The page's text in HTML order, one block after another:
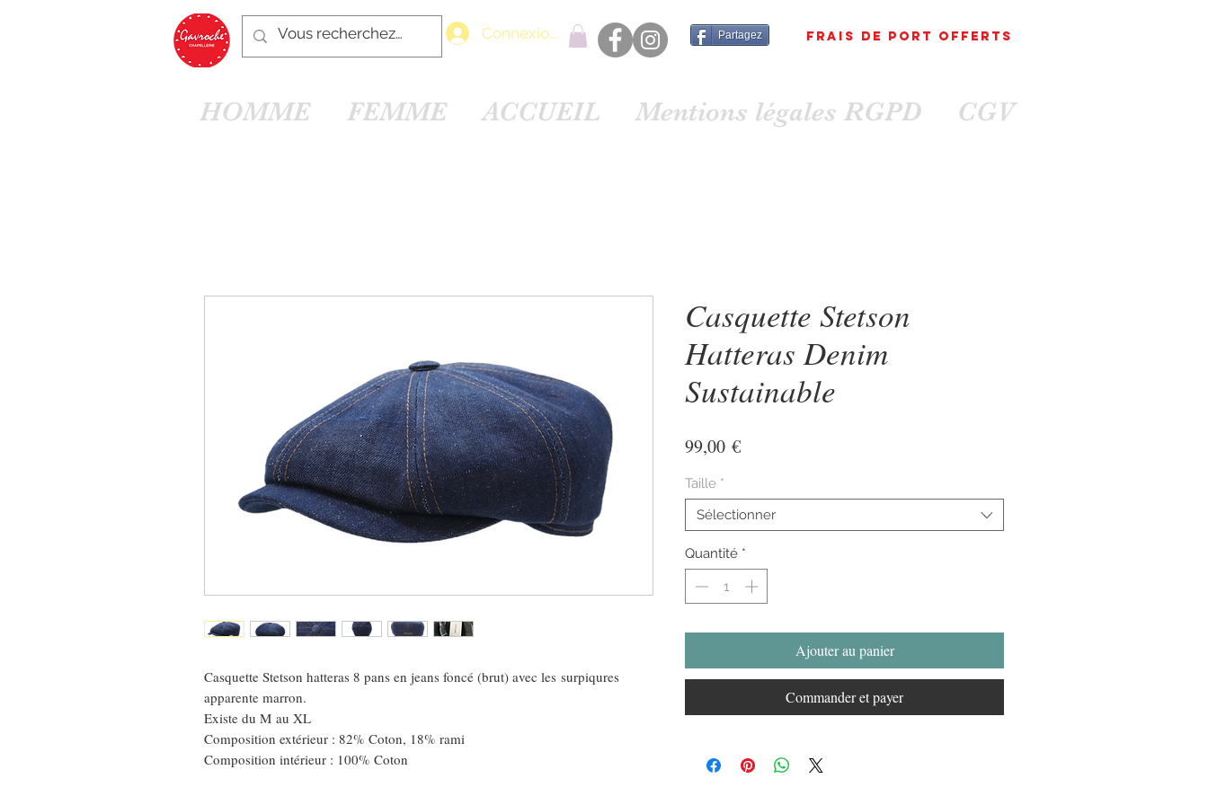
Connexion Partagez FRAIS DE PORT OFFErts
HOMME FEMME ACCUEIL Mentions légales RGPD CGV
Casquette Stetson hatteras 8 pans en jeans foncé (brut) avec les surpiqures
apparente marron.
Existe du M au XL
Composition extérieur : 82% Coton, 18% rami
Composition intérieur : 100% Coton
Casquette Stetson
Hatteras Denim
Sustainable
99,00 €Prix
Taille *
Sélectionner
Quantité *
Ajouter au panier
Commander et payer